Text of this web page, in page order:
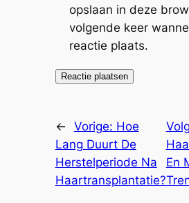
opslaan in deze
volgende keer
reactie plaats.
← Vorige: Hoe
Lang Duurt De
Herstelperiode Na
Haartransplantatie?
En